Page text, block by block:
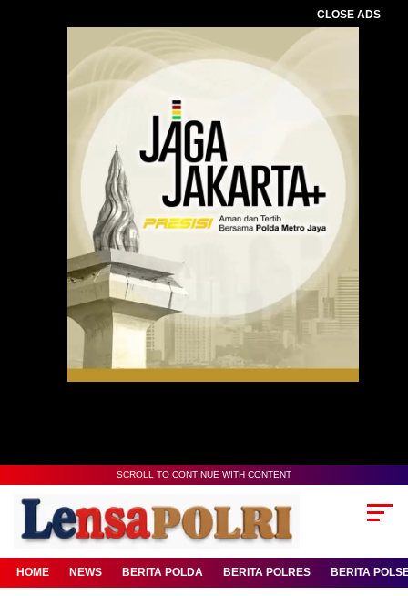
CLOSE ADS
SCROLL TO CONTINUE WITH CONTENT
HOME NEWS BERITA POLDA BERITA POLRES BERITA